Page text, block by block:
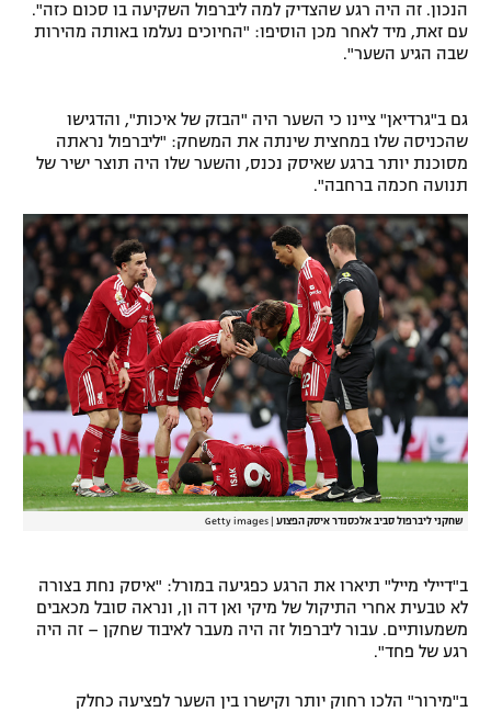
מדיניות פרטיות
רשיון להקרנה פומבית לבית עסק
הצטרפות לחבילת הערוצים
לוח דרושים – ג'ובנט
תגיות
המגזין
גיימינג E-Sports
הנכון. זה היה רגע שהצדיק למה ליברפול השקיעה בו סכום כזה".
עם זאת, מיד לאחר מכן הוסיפו: "החיוכים נעלמו באותה מהירות
שבה הגיע השער".
גם ב"גרדיאן" ציינו כי השער היה "הבזק של איכות", והדגישו
שהכניסה שלו במחצית שינתה את המשחק: "ליברפול נראתה
מסוכנת יותר ברגע שאיסק נכנס, והשער שלו היה תוצר ישיר של
תנועה חכמה ברחבה".
שחקני ליברפול סביב אלכסנדר איסק הפצוע Getty images
ב"דיילי מייל" תיארו את הרגע כפגיעה במורל: "איסק נחת בצורה
לא טבעית אחרי התיקול של מיקי ואן דה ון, ונראה סובל מכאבים
משמעותיים. עבור ליברפול זה היה מעבר לאיבוד שחקן – זה היה
רגע של פחד".
ב"מירור" הלכו רחוק יותר וקישרו בין השער לפציעה כחלק